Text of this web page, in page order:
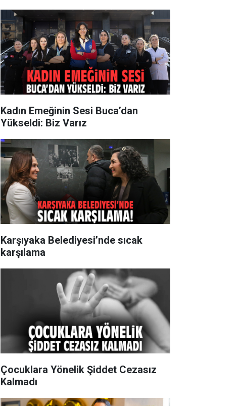
Kadın Emeğinin Sesi Buca’dan
Yükseldi: Biz Varız
Karşıyaka Belediyesi’nde sıcak
karşılama
Çocuklara Yönelik Şiddet Cezasız
Kalmadı